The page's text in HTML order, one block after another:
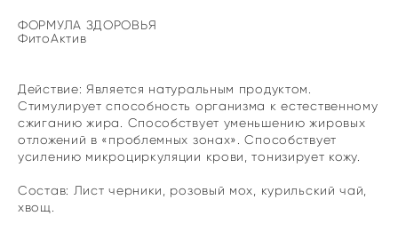
ФОРМУЛА ЗДОРОВЬЯ
ФитоАктив
Действие: Является натуральным продуктом.
Стимулирует способность организма к естественному
сжиганию жира. Способствует уменьшению жировых
отложений в «проблемных зонах». Способствует
усилению микроциркуляции крови, тонизирует кожу.
Состав: Лист черники, розовый мох, курильский чай,
хвощ.